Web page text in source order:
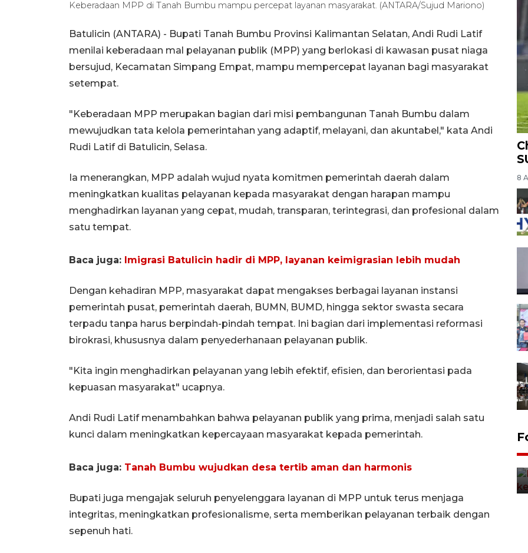
Keberadaan MPP di Tanah Bumbu mampu percepat layanan masyarakat. (ANTARA/Sujud Mariono)
Batulicin (ANTARA) - Bupati Tanah Bumbu Provinsi Kalimantan Selatan, Andi Rudi Latif
menilai keberadaan mal pelayanan publik (MPP) yang berlokasi di kawasan pusat niaga
bersujud, Kecamatan Simpang Empat, mampu mempercepat layanan bagi masyarakat
setempat.
"Keberadaan MPP merupakan bagian dari misi pembangunan Tanah Bumbu dalam
mewujudkan tata kelola pemerintahan yang adaptif, melayani, dan akuntabel," kata Andi
Rudi Latif di Batulicin, Selasa.
Ia menerangkan, MPP adalah wujud nyata komitmen pemerintah daerah dalam
meningkatkan kualitas pelayanan kepada masyarakat dengan harapan mampu
menghadirkan layanan yang cepat, mudah, transparan, terintegrasi, dan profesional dalam
satu tempat.
Baca juga: Imigrasi Batulicin hadir di MPP, layanan keimigrasian lebih mudah
Dengan kehadiran MPP, masyarakat dapat mengakses berbagai layanan instansi
pemerintah pusat, pemerintah daerah, BUMN, BUMD, hingga sektor swasta secara
terpadu tanpa harus berpindah-pindah tempat. Ini bagian dari implementasi reformasi
birokrasi, khususnya dalam penyederhanaan pelayanan publik.
"Kita ingin menghadirkan pelayanan yang lebih efektif, efisien, dan berorientasi pada
kepuasan masyarakat" ucapnya.
Andi Rudi Latif menambahkan bahwa pelayanan publik yang prima, menjadi salah satu
kunci dalam meningkatkan kepercayaan masyarakat kepada pemerintah.
Baca juga: Tanah Bumbu wujudkan desa tertib aman dan harmonis
Bupati juga mengajak seluruh penyelenggara layanan di MPP untuk terus menjaga
integritas, meningkatkan profesionalisme, serta memberikan pelayanan terbaik dengan
sepenuh hati.
8